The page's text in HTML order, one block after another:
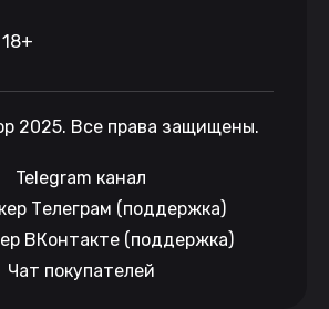
2025. Все права защищены.
Telegram канал
Телеграм (поддержка)
ВКонтакте (поддержка)
Чат покупателей